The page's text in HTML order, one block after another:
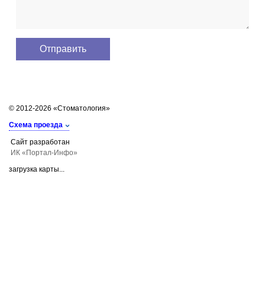
© 2012-2026 «Стоматология»
Схема проезда
Сайт разработан
ИК «Портал-Инфо»
загрузка карты...